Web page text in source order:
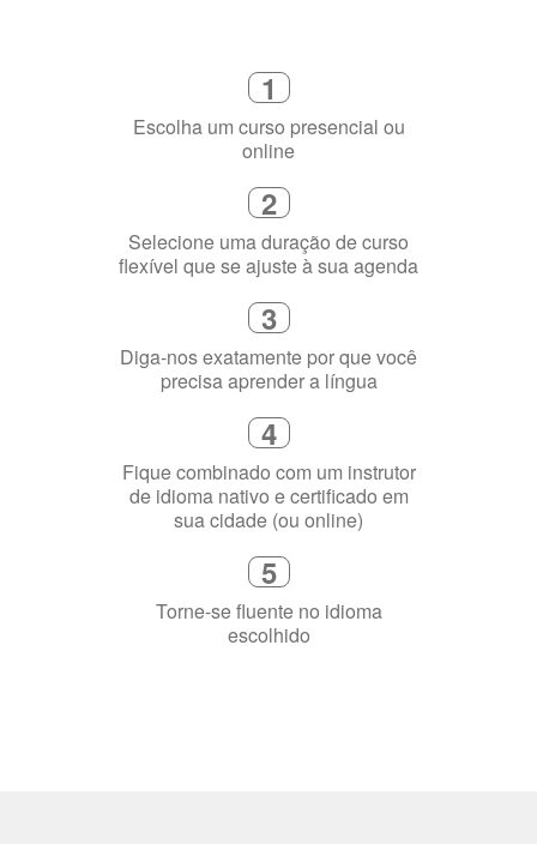
1
Escolha um curso presencial ou
online
2
Selecione uma duração de curso
flexível que se ajuste à sua agenda
3
Diga-nos exatamente por que você
precisa aprender a língua
4
Fique combinado com um instrutor
de idioma nativo e certificado em
sua cidade (ou online)
5
Torne-se fluente no idioma
escolhido